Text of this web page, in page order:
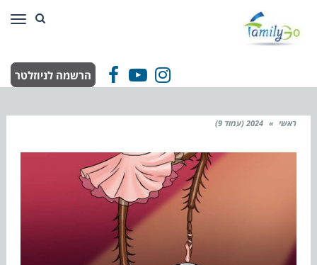
Facebook
YouTube
Instagram הרשמה לניוזלטר
ראשי » 2024 (עמוד 9)